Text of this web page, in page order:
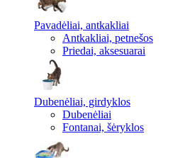
Pavadėliai, antkakliai
Antkakliai, petnešos
Priedai, aksesuarai
Dubenėliai, girdyklos
Dubenėliai
Fontanai, šėryklos